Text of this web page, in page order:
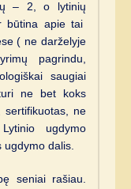
– 2, o lytinių
apie tai
( ne darželyje
pagrindu,
saugiai
ne bet koks
ne
ugdymo
dalis.
seniai rašiau.